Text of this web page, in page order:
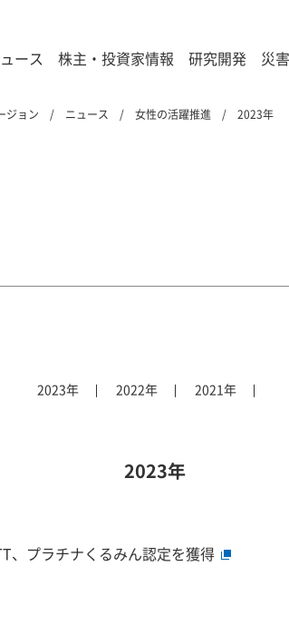
ース 株主・投資家情報 研究開発 災
ジョン ニュース 女性の活躍推進 2023年
2023年 2022年 2021年
2023年
、プラチナくるみん認定を獲得